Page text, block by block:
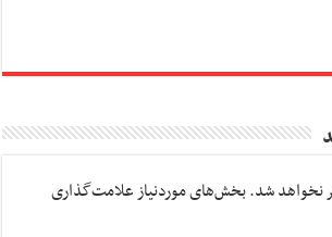
نخواهد شد.بخش‌های موردنیاز علامت‌گذاری